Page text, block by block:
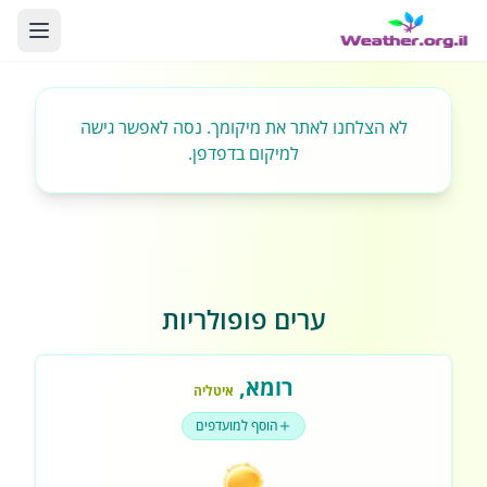
לא הצלחנו לאתר את מיקומך. נסה לאפשר גישה
למיקום בדפדפן.
ערים פופולריות
רומא, איטליה
הוסף למועדפים